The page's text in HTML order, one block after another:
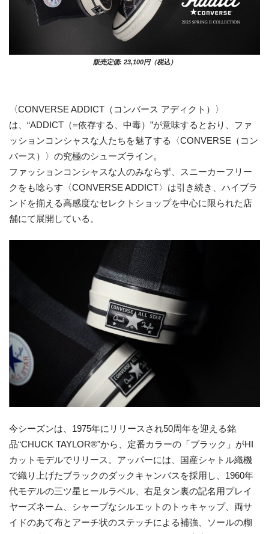
販売定価: 23,100円（税込）
〈CONVERSE ADDICT（コンバース アディクト）〉
は、“ADDICT（=依存する、中毒）”が意味するとおり、ファ
ッションコンシャスな人たちを魅了する〈CONVERSE（コン
バース）〉の究極のシューズライン。
ファッションコンシャスな人のみならず、スニーカーフリー
クをも唸らす〈CONVERSE ADDICT〉は引き続き、ハイブラ
ンドを揃える高感度なセレクトショップを中心に限られた店
舗にて展開している。
今シーズンは、1975年にリリースされ50周年を迎える銘
品“CHUCK TAYLOR®”から、定番カラーの「ブラック」がHI
カットモデルでリリース。アッパーには、国産シャトル織機
で織り上げたブラックのダックキャンバスを採用し、1960年
代モデルの三ツ星ヒールラベル、右足タン裏の記名用プレイ
ヤーズネーム、シャープなシルエットのトゥキャップ、両サ
イドのあて布とアーチ状のステッチによる補強、ソールの糊